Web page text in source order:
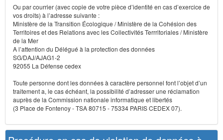
Ou par courrier (avec copie de votre pièce d’identité en cas d’exercice de
vos droits) à l’adresse suivante :
Ministère de la Transition Écologique / Ministère de la Cohésion des
Territoires et des Relations avec les Collectivités Terrritoriales / Ministère
de la Mer
A l’attention du Délégué à la protection des données
SG/DAJ/AJAG1-2
92055 La Défense cedex
Toute personne dont les données à caractère personnel font l’objet d’un
traitement a, le cas échéant, la possibilité d’adresser une réclamation
auprès de la Commission nationale informatique et libertés
(3 Place de Fontenoy - TSA 80715 - 75334 PARIS CEDEX 07).